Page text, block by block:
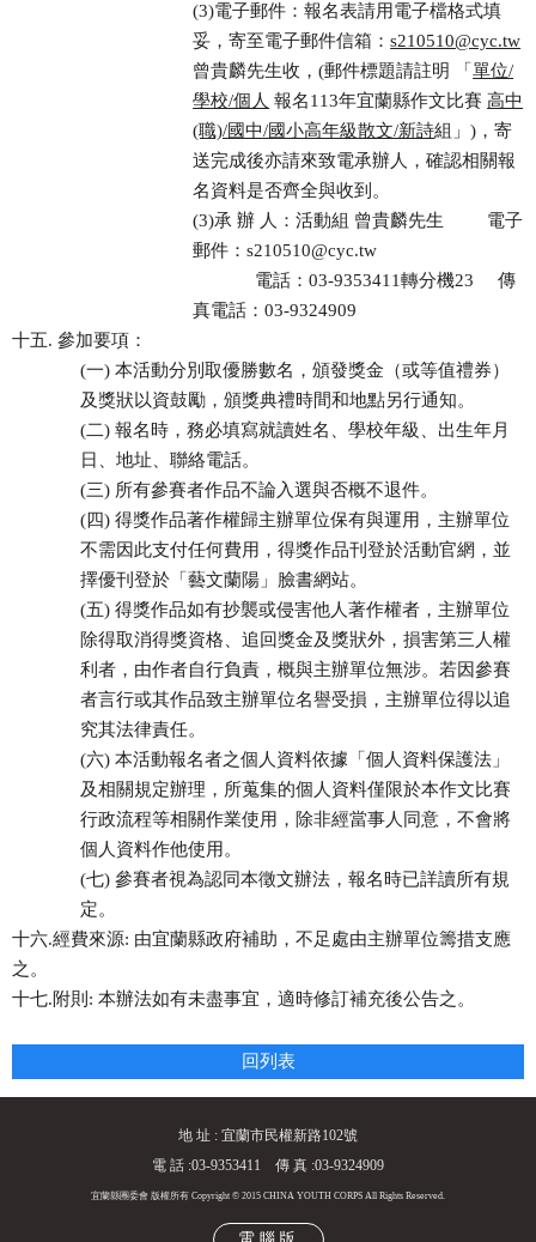
(3)電子郵件：報名表請用電子檔格式填
妥，寄至電子郵件信箱：s210510@cyc.tw
曾貴麟先生收，(郵件標題請註明
「單位/
學校/個人 報名113年宜蘭縣作文比賽高中
(職)/國中/國小高年級散文/新詩組」)，寄
送完成後亦請來致電承辦人，確認相關報
名資料是否齊全與收到。
(3)承 辦 人：活動組 曾貴麟先生 電子
郵件：s210510@cyc.tw
電話：03-9353411轉分機23 傳
真電話：03-9324909
十五. 參加要項：
(一) 本活動分別取優勝數名，頒發獎金（或等值禮券）
及獎狀以資鼓勵，頒獎典禮時間和地點另行通知。
(二) 報名時，務必填寫就讀姓名、學校年級、出生年月
日、地址、聯絡電話。
(三) 所有參賽者作品不論入選與否概不退件。
(四) 得獎作品著作權歸主辦單位保有與運用，主辦單位
不需因此支付任何費用，得獎作品刊登於活動官網，並
擇優刊登於「藝文蘭陽」臉書網站。
(五) 得獎作品如有抄襲或侵害他人著作權者，主辦單位
除得取消得獎資格、追回獎金及獎狀外，損害第三人權
利者，由作者自行負責，概與主辦單位無涉。若因參賽
者言行或其作品致主辦單位名譽受損，主辦單位得以追
究其法律責任。
(六) 本活動報名者之個人資料依據「個人資料保護法」
及相關規定辦理，所蒐集的個人資料僅限於本作文比賽
行政流程等相關作業使用，除非經當事人同意，不會將
個人資料作他使用。
(七) 參賽者視為認同本徵文辦法，報名時已詳讀所有規
定。
十六.經費來源: 由宜蘭縣政府補助，不足處由主辦單位籌措支應
之。
十七.附則: 本辦法如有未盡事宜，適時修訂補充後公告之。
回列表
地 址 : 宜蘭市民權新路102號
電 話 :03-9353411 傳 真 :03-9324909
宜蘭縣團委會 版權所有 Copyright © 2015 CHINA YOUTH CORPS All Rights Reserved.